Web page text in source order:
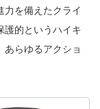
力を備えたクライ
護的というハイキ
あらゆるアクショ